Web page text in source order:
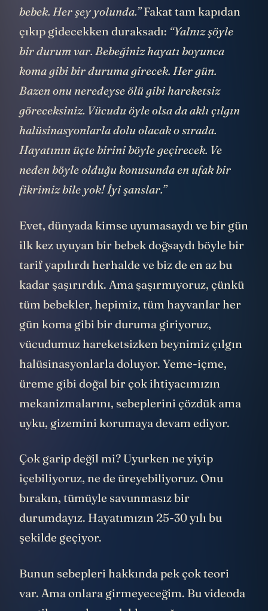
bebek. Her şey yolunda.”Fakat tam kapıdan
çıkıp gidecekken duraksadı: “Yalnız şöyle
bir durum var. Bebeğiniz hayatı boyunca
koma gibi bir duruma girecek. Her gün.
Bazen onu neredeyse ölü gibi hareketsiz
göreceksiniz. Vücudu öyle olsa da aklı çılgın
halüsinasyonlarla dolu olacak o sırada.
Hayatının üçte birini böyle geçirecek. Ve
neden böyle olduğu konusunda en ufak bir
fikrimiz bile yok! İyi şanslar.”
Evet, dünyada kimse uyumasaydı ve bir gün
ilk kez uyuyan bir bebek doğsaydı böyle bir
tarif yapılırdı herhalde ve biz de en az bu
kadar şaşırırdık. Ama şaşırmıyoruz, çünkü
tüm bebekler, hepimiz, tüm hayvanlar her
gün koma gibi bir duruma giriyoruz,
vücudumuz hareketsizken beynimiz çılgın
halüsinasyonlarla doluyor. Yeme-içme,
üreme gibi doğal bir çok ihtiyacımızın
mekanizmalarını, sebeplerini çözdük ama
uyku, gizemini korumaya devam ediyor.
Çok garip değil mi? Uyurken ne yiyip
içebiliyoruz, ne de üreyebiliyoruz. Onu
bırakın, tümüyle savunmasız bir
durumdayız. Hayatımızın 25-30 yılı bu
şekilde geçiyor.
Bunun sebepleri hakkında pek çok teori
var. Ama onlara girmeyeceğim. Bu videoda